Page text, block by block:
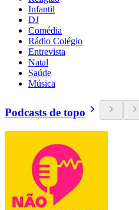
Infantil
DJ
Comédia
Rádio Colégio
Entrevista
Natal
Saúde
Música
Podcasts de topo